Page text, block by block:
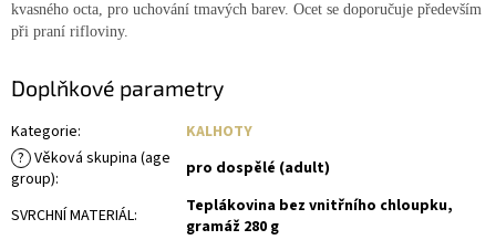
kvasného octa, pro uchování tmavých barev. Ocet se doporučuje především
při praní rifloviny.
Doplňkové parametry
Kategorie:
KALHOTY
? Věková skupina (age
group): pro dospělé (adult)
SVRCHNÍ MATERIÁL:
Teplákovina bez vnitřního chloupku,
gramáž 280 g